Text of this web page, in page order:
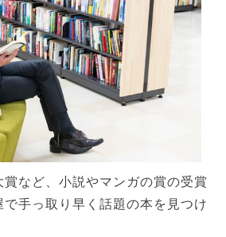
など、小説やマンガの賞の受賞
手っ取り早く話題の本を見つけ